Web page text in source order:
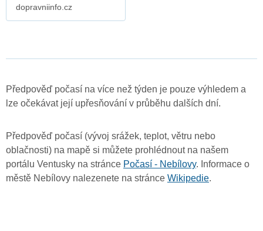
dopravniinfo.cz
Předpověď počasí na více než týden je pouze výhledem a
lze očekávat její upřesňování v průběhu dalších dní.
Předpověď počasí (vývoj srážek, teplot, větru nebo
oblačnosti) na mapě si můžete prohlédnout na našem
portálu Ventusky na stránce Počasí - Nebílovy. Informace o
městě Nebílovy nalezenete na stránce Wikipedie.